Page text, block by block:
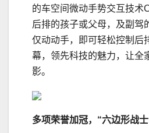
的车空间微动手势交互技术
后排的孩子或父母，及副驾
仅动动手，即可轻松控制后
幕，领先科技的魅力，让全
影。
多项荣誉加冠，“六边形战